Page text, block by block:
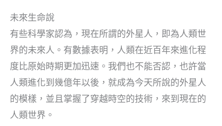
未來生命說
有些科學家認為，現在所謂的外星人，即為人類世
界的未來人。有數據表明，人類在近百年來進化程
度比原始時期更加迅速。我們也不能否認，也許當
人類進化到幾億年以後，就成為今天所說的外星人
的模樣，並且掌握了穿越時空的技術，來到現在的
人類世界。